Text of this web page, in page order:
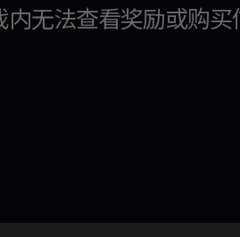
内无法查看奖励或购